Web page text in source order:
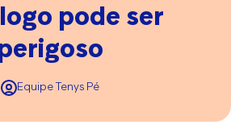
pode ser
Equipe Tenys Pé